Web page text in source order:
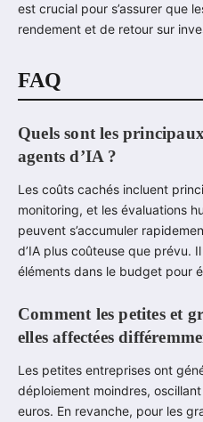
est crucial pour s’assurer que
rendement et de retour sur
FAQ
Quels sont les
agents d’IA ?
Les coûts cachés incluent
monitoring, et les évaluations
peuvent s’accumuler
d’IA plus coûteuse que prévu.
éléments dans le budget pour
Comment les petites et
elles affectées
Les petites entreprises ont
déploiement moindres,
euros. En revanche, pour les